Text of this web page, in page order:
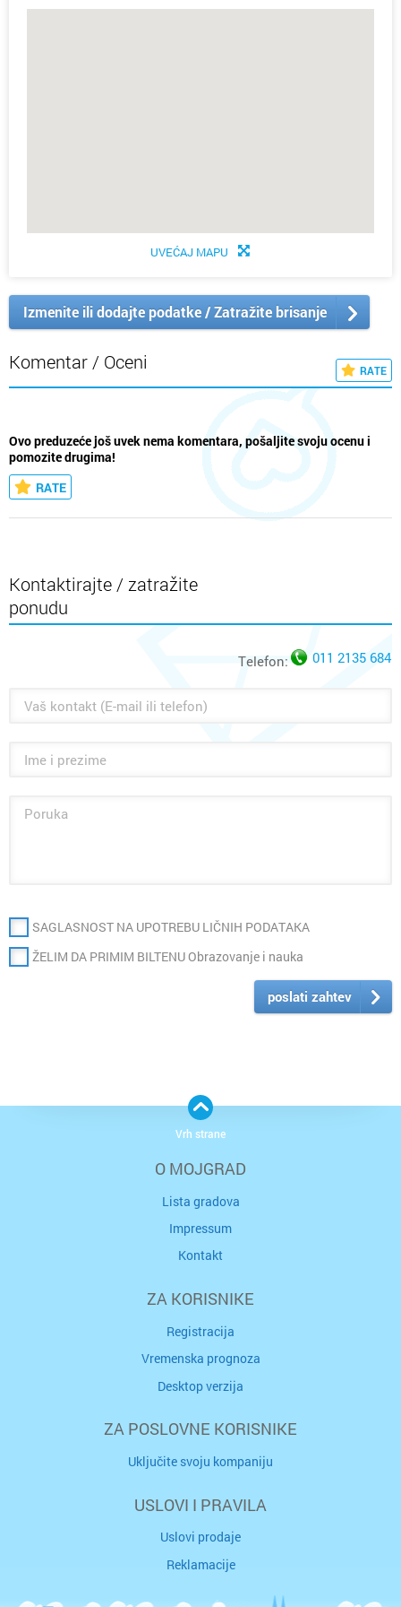
UVEĆAJ MAPU
Izmenite ili dodajte podatke / Zatražite brisanje
Komentar / Oceni RATE
Ovo preduzeće još uvek nema komentara, pošaljite svoju ocenu i
pomozite drugima!
RATE
Kontaktirajte / zatražite
ponudu
Telefon: 011 2135 684
SAGLASNOST NA UPOTREBU LIČNIH PODATAKA
ŽELIM DA PRIMIM BILTENU Obrazovanje i nauka
poslati zahtev
O MOJGRAD
Lista gradova
Impressum
Kontakt
ZA KORISNIKE
Registracija
Vremenska prognoza
Desktop verzija
ZA POSLOVNE KORISNIKE
Uključite svoju kompaniju
USLOVI I PRAVILA
Uslovi prodaje
Reklamacije
Vrh strane